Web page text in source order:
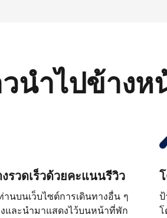
นำไปข้างห
รวดเร็วด้วยคะแนนรีวิว
นบนเว็บไซต์การเดินทางอื่น ๆ
และนำมาแสดงไว้บนหน้าที่พัก
โ